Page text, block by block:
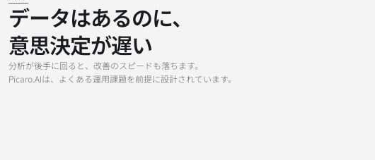
データはあるのに、
意思決定が遅い
分析が後手に回ると、改善のスピードも落ちます。
Picaro.AIは、よくある運用課題を前提に設計されています。